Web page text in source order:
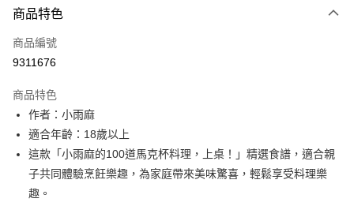
信用卡一次付款
LINE Pay
大哥付你分期
相關說明
【大哥付你分期使用說明】
1.本服務由台灣大哥大提供，台灣大哥大用戶可立即使用無須另外申請。
2.付款方式選擇「大哥付你分期」，訂單成立後會自動跳轉到大哥付的交易
流程，驗證手機門號後，選擇欲分期的期數、繳款截止日，確認付款後即完
AFTEE先享後付
相關說明
【關於「AFTEE先享後付」】
商品特色
商品編號
9311676
商品特色
作者：小雨麻
適合年齡：18歲以上
這款「小雨麻的100道馬克杯料理，上桌！」精選食譜，適合親
子共同體驗烹飪樂趣，為家庭帶來美味驚喜，輕鬆享受料理樂
趣。